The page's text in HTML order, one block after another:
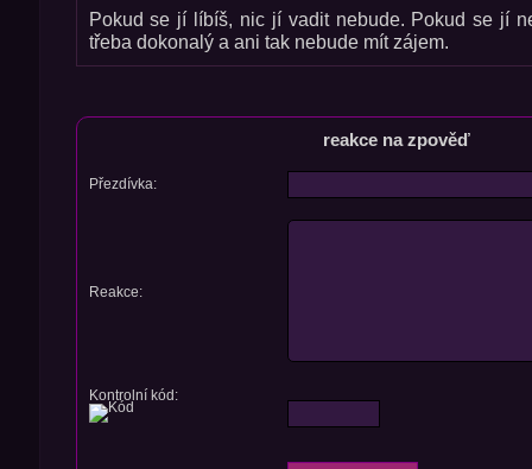
Pokud se jí líbíš, nic jí vadit nebude. Pokud se jí
třeba dokonalý a ani tak nebude mít zájem.
reakce na zpověď
Přezdívka:
Reakce:
Kontrolní kód: